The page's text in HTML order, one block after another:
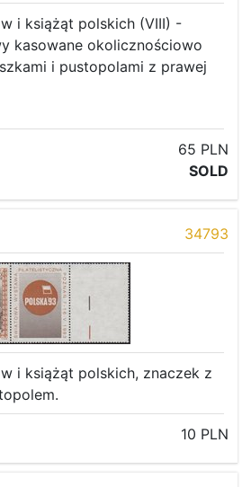
i książąt polskich (VIII) -
kasowane okolicznościowo
i pustopolami z prawej
65 PLN
SOLD
34793
i książąt polskich, znaczek z
10 PLN